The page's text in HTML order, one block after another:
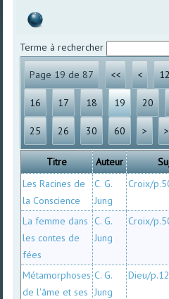
Terme à rechercher
Page 19 de 87 << <
16 17 18 19 20
25 26 30 60 >
Titre Auteur
Les Racines de
la Conscience
C. G.
Jung
Croix/
La femme dans
les contes de
fées
C. G.
Jung
Croix/
Métamorphoses
de l'âme et ses
C. G.
Jung
Dieu/